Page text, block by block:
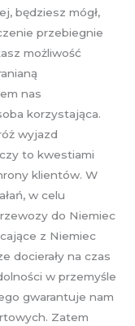
będziesz mógł,
przebiegnie
możliwość
nas
korzystająca.
wyjazd
to kwestiami
klientów. W
w celu
do Niemiec
z Niemiec
docierały na czas
w przemyśle
gwarantuje nam
Zatem